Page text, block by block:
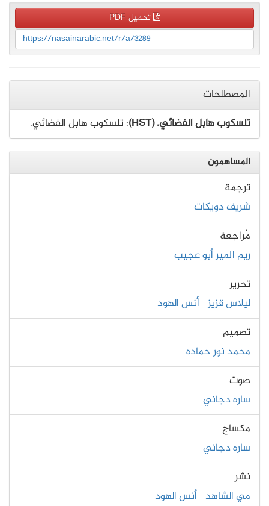
تحميل PDF
https://nasainarabic.net/r/a/3289
المصطلحات
تلسكوب هابل الفضائي. (HST)
: تلسكوب هابل الفضائي.
المساهمون
ترجمة
شريف دويكات
مُراجعة
ريم المير أبو عجيب
تحرير
ليلاس قزيز أنس الهود
تصميم
محمد نور حماده
صوت
ساره دجاني
مكساج
ساره دجاني
نشر
مي الشاهد أنس الهود